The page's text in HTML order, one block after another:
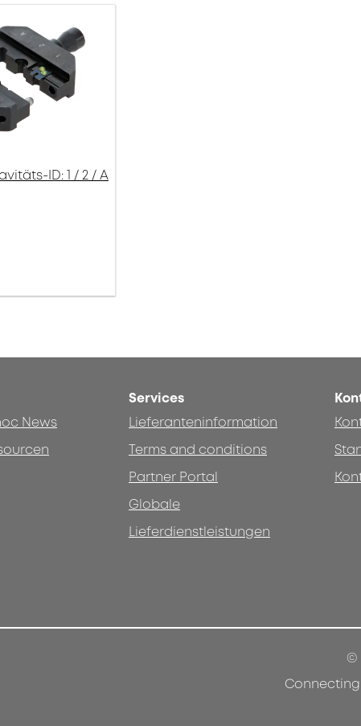
ID: 1 / 2 / A
News
Services
Lieferanteninformation
Terms and conditions
Partner Portal
Globale
Lieferdienstleistungen
©